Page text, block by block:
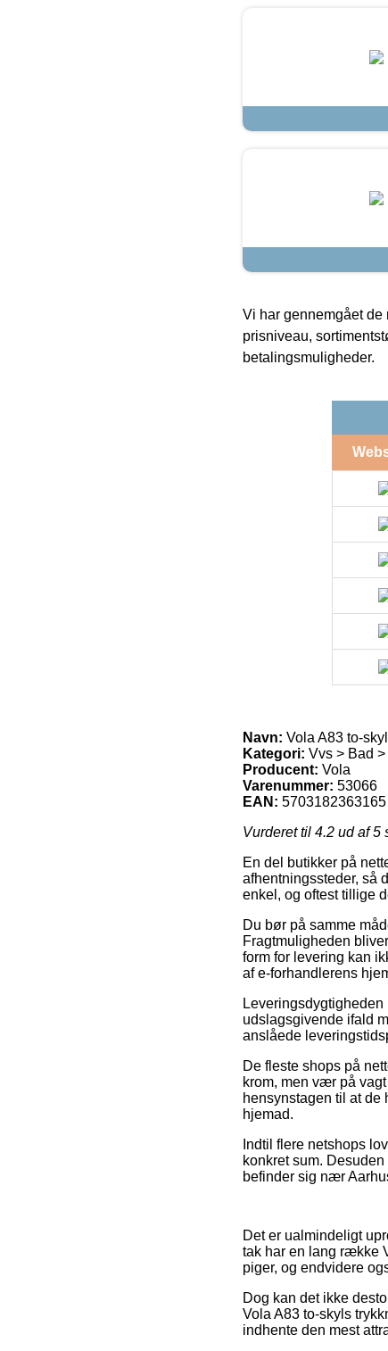
Vi har gennemgået
prisniveau,
betalingsmuligheder.
Navn: Vola A83 to-
Kategori: Vvs > Bad
Producent: Vola
Varenummer: 53066
EAN: 5703182363165
Vurderet til 4.2 ud af 5
En del butikker på
afhentningssteder, så
enkel, og oftest tillige
Du bør på samme
Fragtmuligheden
form for levering kan
af e-forhandlerens
udslagsgivende ifald
anslåede
De fleste shops på
krom, men vær på
hensynstagen til at de
hjemad.
Indtil flere netshops
konkret sum.
befinder sig nær
Det er ualmindeligt
tak har en lang række
piger, og endvidere
Dog kan det ikke
Vola A83 to-skyls
indhente den mest